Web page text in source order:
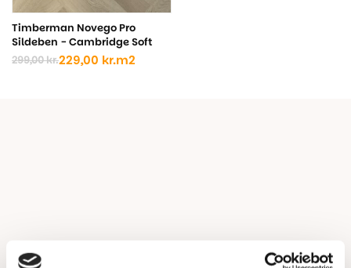
Timberman Novego Pro
Sildeben - Cambridge Soft
299,00kr.
Den
229,00 kr.
Den
m2